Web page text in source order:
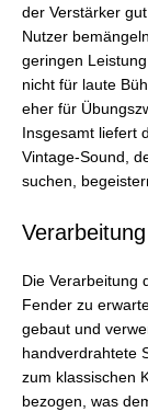
der Verstärker
Nutzer
geringen
nicht für laute
eher für
Insgesamt liefert
Vintage-Sound,
suchen,
Verarbeitung
Die Verarbeitung
Fender zu
gebaut und
handverdrahtete
zum klassischen
bezogen, was